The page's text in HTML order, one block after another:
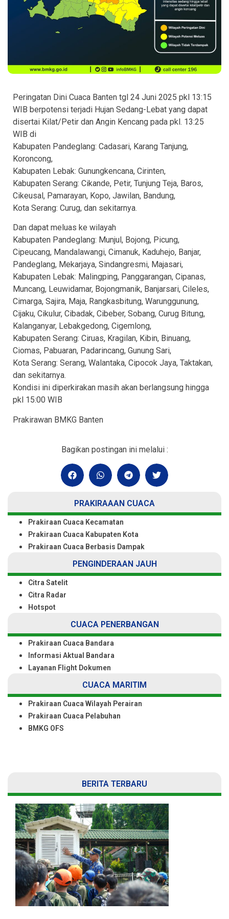
Peringatan Dini Cuaca Banten tgl 24 Juni 2025 pkl 13:15
WIB berpotensi terjadi Hujan Sedang-Lebat yang dapat
disertai Kilat/Petir dan Angin Kencang pada pkl. 13:25
WIB di
Kabupaten Pandeglang: Cadasari, Karang Tanjung,
Koroncong,
Kabupaten Lebak: Gunungkencana, Cirinten,
Kabupaten Serang: Cikande, Petir, Tunjung Teja, Baros,
Cikeusal, Pamarayan, Kopo, Jawilan, Bandung,
Kota Serang: Curug, dan sekitarnya.
Dan dapat meluas ke wilayah
Kabupaten Pandeglang: Munjul, Bojong, Picung,
Cipeucang, Mandalawangi, Cimanuk, Kaduhejo, Banjar,
Pandeglang, Mekarjaya, Sindangresmi, Majasari,
Kabupaten Lebak: Malingping, Panggarangan, Cipanas,
Muncang, Leuwidamar, Bojongmanik, Banjarsari, Cileles,
Cimarga, Sajira, Maja, Rangkasbitung, Warunggunung,
Cijaku, Cikulur, Cibadak, Cibeber, Sobang, Curug Bitung,
Kalanganyar, Lebakgedong, Cigemlong,
Kabupaten Serang: Ciruas, Kragilan, Kibin, Binuang,
Ciomas, Pabuaran, Padarincang, Gunung Sari,
Kota Serang: Serang, Walantaka, Cipocok Jaya, Taktakan,
dan sekitarnya.
Kondisi ini diperkirakan masih akan berlangsung hingga
pkl 15:00 WIB
Prakirawan BMKG Banten
Bagikan postingan ini melalui :
PRAKIRAAAN CUACA
Prakiraan Cuaca Kecamatan
Prakiraan Cuaca Kabupaten Kota
Prakiraan Cuaca Berbasis Dampak
PENGINDERAAN JAUH
Citra Satelit
Citra Radar
Hotspot
CUACA PENERBANGAN
Prakiraan Cuaca Bandara
Informasi Aktual Bandara
Layanan Flight Dokumen
CUACA MARITIM
Prakiraan Cuaca Wilayah Perairan
Prakiraan Cuaca Pelabuhan
BMKG OFS
BERITA TERBARU